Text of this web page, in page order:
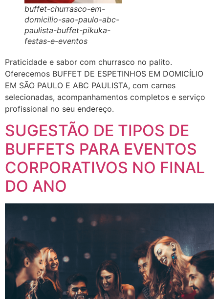
buffet-churrasco-em-
domicilio-sao-paulo-abc-
paulista-buffet-pikuka-
festas-e-eventos
Praticidade e sabor com churrasco no palito.
Oferecemos BUFFET DE ESPETINHOS EM DOMICÍLIO
EM SÃO PAULO E ABC PAULISTA, com carnes
selecionadas, acompanhamentos completos e serviço
profissional no seu endereço.
SUGESTÃO DE TIPOS DE
BUFFETS PARA EVENTOS
CORPORATIVOS NO FINAL
DO ANO